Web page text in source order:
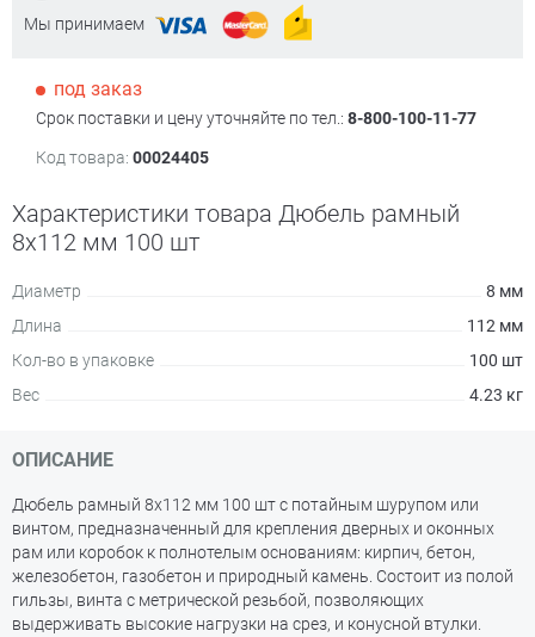
Мы принимаем
под заказ
Срок поставки и цену уточняйте по тел.: 8-800-100-11-77
Код товара: 00024405
Характеристики товара Дюбель рамный
8х112 мм 100 шт
Диаметр
8 мм
Длина
112 мм
Кол-во в упаковке
100 шт
Вес
4.23 кг
ОПИСАНИЕ
Дюбель рамный 8х112 мм 100 шт с потайным шурупом или
винтом, предназначенный для крепления дверных и оконных
рам или коробок к полнотелым основаниям: кирпич, бетон,
железобетон, газобетон и природный камень. Состоит из полой
гильзы, винта с метрической резьбой, позволяющих
выдерживать высокие нагрузки на срез, и конусной втулки.